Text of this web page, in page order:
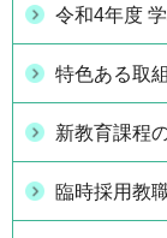
令和4年度
特色ある取組
新教育課程
臨時採用教